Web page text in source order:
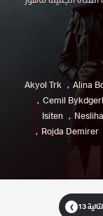
Akyol Trk Alina
Cemil
Isiten
Rojda Demirer
13
❯